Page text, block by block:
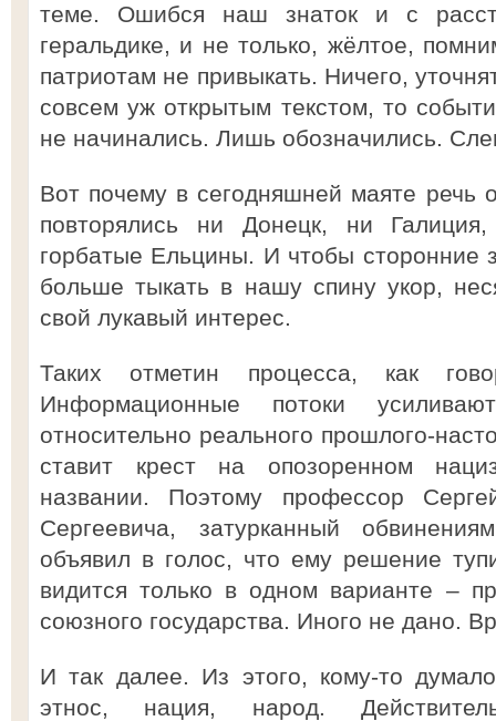
теме. Ошибся наш знаток и с
геральдике, и не только, жёлтое,
патриотам не привыкать. Ничего,
совсем уж открытым текстом, то
не начинались. Лишь обозначились.
Вот почему в сегодняшней маяте речь
повторялись ни Донецк, ни
горбатые Ельцины. И чтобы сторонние
больше тыкать в нашу спину укор,
свой лукавый интерес.
Таких отметин процесса, как
Информационные потоки
относительно реального прошлого-
ставит крест на опозоренном
названии. Поэтому профессор
Сергеевича, затурканный
объявил в голос, что ему решение
видится только в одном варианте –
союзного государства. Иного не дано.
И так далее. Из этого, кому-то
этнос, нация, народ.